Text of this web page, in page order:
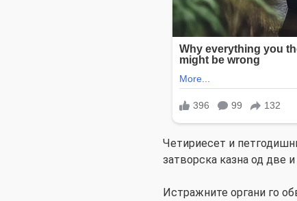
Четириесет и
затворска казна од две и
Истражните органи го